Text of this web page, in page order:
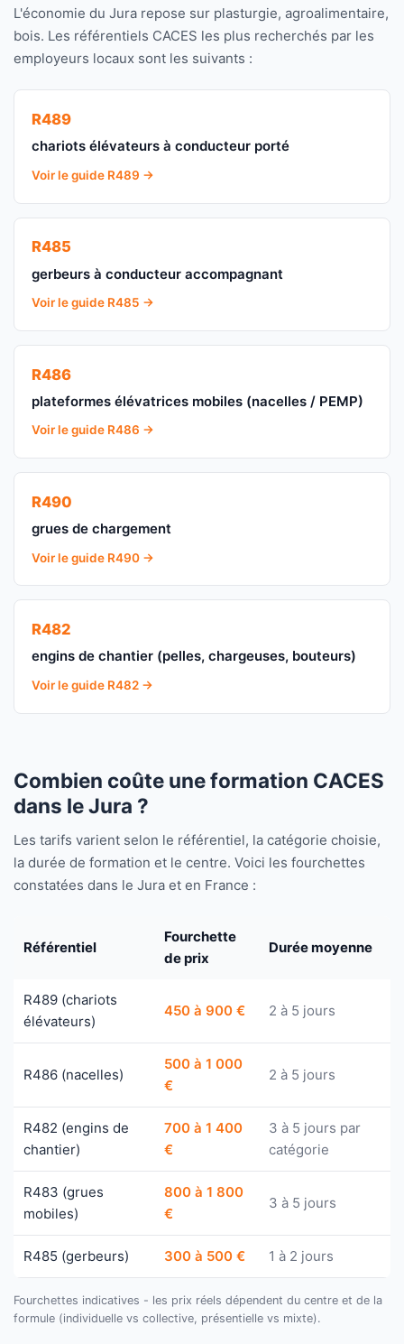
L'économie du Jura repose sur plasturgie, agroalimentaire,
bois. Les référentiels CACES les plus recherchés par les
employeurs locaux sont les suivants :
R489
chariots élévateurs à conducteur porté
Voir le guide R489 →
R485
gerbeurs à conducteur accompagnant
Voir le guide R485 →
R486
plateformes élévatrices mobiles (nacelles / PEMP)
Voir le guide R486 →
R490
grues de chargement
Voir le guide R490 →
R482
engins de chantier (pelles, chargeuses, bouteurs)
Voir le guide R482 →
Combien coûte une formation CACES
dans le Jura ?
Les tarifs varient selon le référentiel, la catégorie choisie,
la durée de formation et le centre. Voici les fourchettes
constatées dans le Jura et en France :
Référentiel
Fourchette
de prix
Durée moyenne
R489 (chariots
élévateurs)
450 à 900 € 2 à 5 jours
R486 (nacelles)
500 à 1 000
€
2 à 5 jours
R482 (engins de
chantier)
700 à 1 400
€
3 à 5 jours par
catégorie
R483 (grues
mobiles)
800 à 1 800
€
3 à 5 jours
R485 (gerbeurs) 300 à 500 € 1 à 2 jours
Fourchettes indicatives - les prix réels dépendent du centre et de la
formule (individuelle vs collective, présentielle vs mixte).